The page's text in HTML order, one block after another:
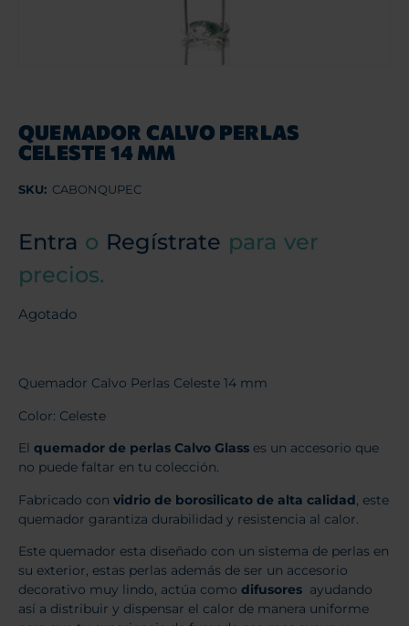
QUEMADOR CALVO PERLAS
CELESTE 14 MM
SKU: CABONQUPEC
Entra o Regístrate para ver
precios.
Agotado
Quemador Calvo Perlas Celeste 14 mm
Color: Celeste
El quemador de perlas Calvo Glass es un accesorio que
no puede faltar en tu colección.
Fabricado con vidrio de borosilicato de alta calidad, este
quemador garantiza durabilidad y resistencia al calor.
Este quemador esta diseñado con un sistema de perlas en
su exterior, estas perlas además de ser un accesorio
decorativo muy lindo, actúa como difusores ayudando
así a distribuir y dispensar el calor de manera uniforme